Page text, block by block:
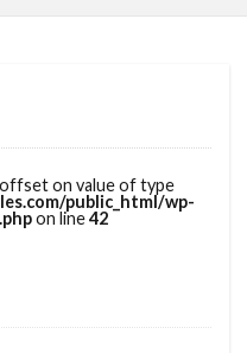
on value of type
public_html/wp-
on line42